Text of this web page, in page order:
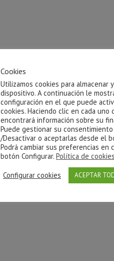
Cookies
Utilizamos cookies para almacenar
dispositivo. A continuación le
configuración en el que puede
cookies. Haciendo clic en cada
encontrará información sobre su
Puede gestionar su
/Desactivar o aceptarlas desde el
Podrá cambiar sus preferencias
botón Configurar. Política de cookies
Configurar cookies
ACEPTAR